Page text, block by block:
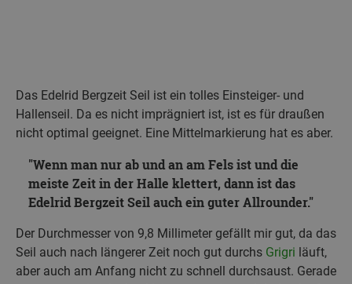
Das Edelrid Bergzeit Seil ist ein tolles Einsteiger- und
Hallenseil. Da es nicht imprägniert ist, ist es für draußen
nicht optimal geeignet. Eine Mittelmarkierung hat es aber.
Wenn man nur ab und an am Fels ist und die
meiste Zeit in der Halle klettert, dann ist das
Edelrid Bergzeit Seil auch ein guter Allrounder.
Der Durchmesser von 9,8 Millimeter gefällt mir gut, da das
Seil auch nach längerer Zeit noch gut durchs Grigri läuft,
aber auch am Anfang nicht zu schnell durchsaust. Gerade